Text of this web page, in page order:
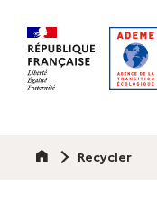
AccueilRecycler